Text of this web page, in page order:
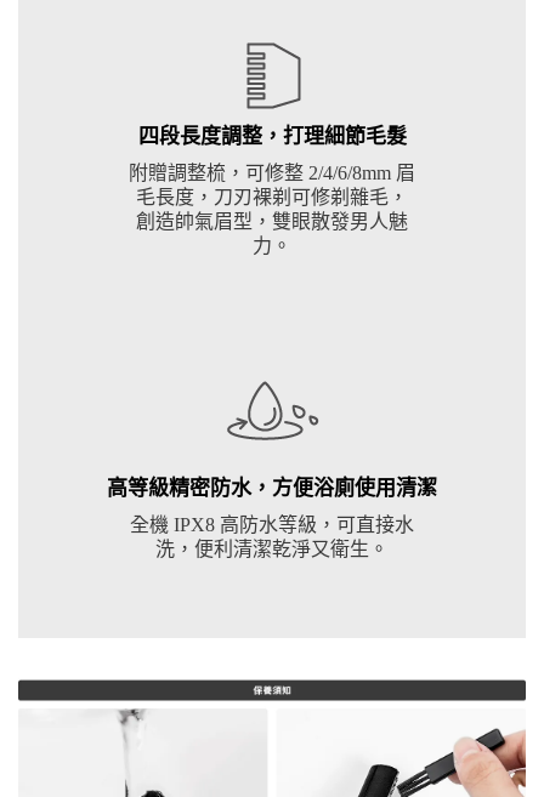
四段長度調整，打理細節毛髮
附贈調整梳，可修整 2/4/6/8mm 眉
毛長度，刀刃裸剃可修剃雜毛，
創造帥氣眉型，雙眼散發男人魅
力。
高等級精密防水，方便浴廁使用清潔
全機 IPX8 高防水等級，可直接水
洗，便利清潔乾淨又衛生。